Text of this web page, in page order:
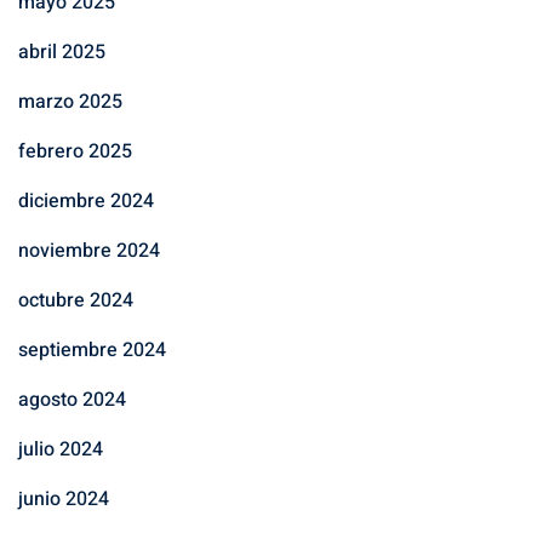
abril 2025
marzo 2025
febrero 2025
diciembre 2024
noviembre 2024
octubre 2024
septiembre 2024
agosto 2024
julio 2024
junio 2024